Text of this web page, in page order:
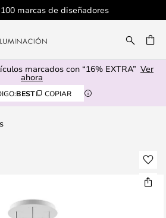
marcas de diseñadores
marcados con “16% EXTRA” Ver
ahora
BEST COPIAR